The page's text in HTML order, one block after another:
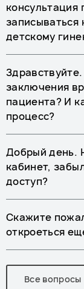
консультация
записываться
детскому
заключения
пациента? И
процесс?
Добрый день.
кабинет,
доступ?
Скажите
откроеться
Все вопросы